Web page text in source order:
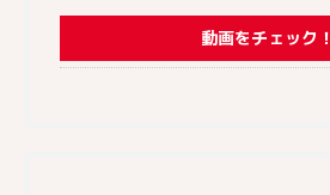
動画をチェック！